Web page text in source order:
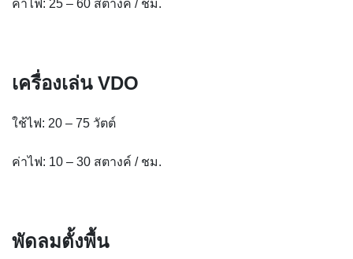
ค่าไฟ: 25 – 60 สตางค์ / ชม.
เครื่องเล่น VDO
ใช้ไฟ: 20 – 75 วัตต์
ค่าไฟ: 10 – 30 สตางค์ / ชม.
พัดลมตั้งพื้น